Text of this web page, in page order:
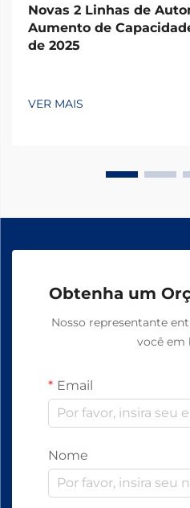
Novas 2 Linhas de
Aumento de
de 2025
VER MAIS
Obtenha um
Nosso representante
você em
Email
Nome